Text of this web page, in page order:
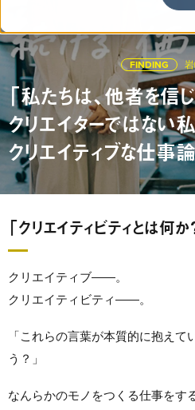
FINDING
「私たちは、他者を信
クリエイターではない
クリエイティブな仕事論
「クリエイティビティとは何か
クリエイティブ――。
クリエイティビティ――。
「これらの言葉が本質的に抱え
う？」
なんらかのモノをつくる仕事をす